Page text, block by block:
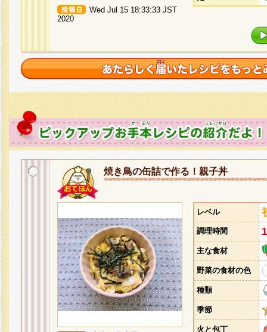
Wed Jul 15 18:33:33 JST
2020
焼き鳥の缶詰で作る！親子丼
レベル
調理時間
主な食材
野菜の食材の色
種類
季節
火と包丁